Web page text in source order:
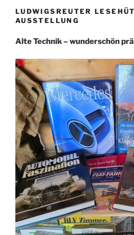
LUDWIGSREUTER
AUSSTELLUNG
Alte Technik – wunderschön